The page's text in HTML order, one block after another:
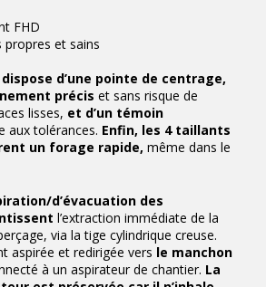
FHD
propres et sains
d’une pointe de centrage,
précis et sans risque de
lisses, et d’un témoin
aux tolérances. Enfin, les 4 taillants
un forage rapide, même dans le
d’évacuation des
l’extraction immédiate de la
via la tige cylindrique creuse.
aspirée et redirigée vers le manchon
à un aspirateur de chantier. La